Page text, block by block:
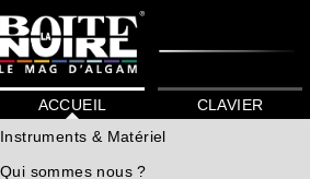
ACCUEIL
Instruments & Matériel
Qui sommes nous ?
CLAVIER